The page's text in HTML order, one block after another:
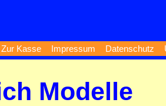
Modelle
Zur Kasse Impressum Datenschutz